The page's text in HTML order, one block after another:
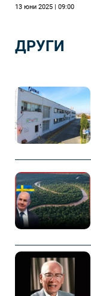
13 юни 2025 | 09:00
ДРУГИ